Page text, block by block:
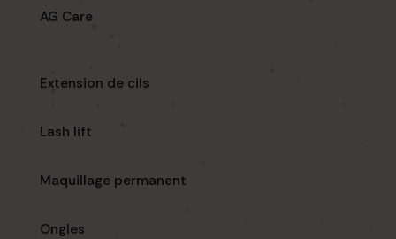
AG Care
Extension de cils
Lash lift
Maquillage permanent
Ongles